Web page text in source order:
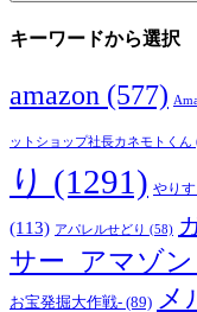
キーワードから選択
amazon (577)
ットショップ社長カネモトくん
り (1291) やり
(113) アパレルせどり (58)
サー_アマゾン
お宝発掘大作戦- (89) メ